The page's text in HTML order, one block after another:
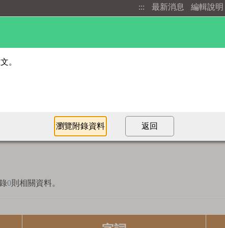
::: 最新消息 編輯說明
0則相關資料。